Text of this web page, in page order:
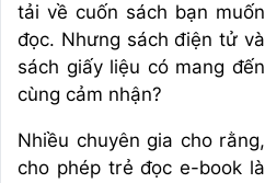
tải về cuốn sách bạn muốn
đọc. Nhưng sách điện tử và
sách giấy liệu có mang đến
cùng cảm nhận?
Nhiều chuyên gia cho rằng,
cho phép trẻ đọc e-book là